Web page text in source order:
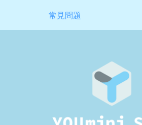
常見問題